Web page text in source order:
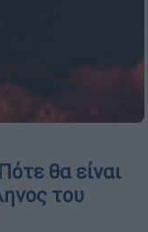
θα είναι
του